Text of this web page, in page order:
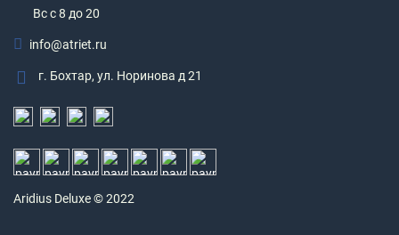
Вс c 8 до 20
info@atriet.ru
г. Бохтар, ул. Норинова д 21
Aridius Deluxe © 2022